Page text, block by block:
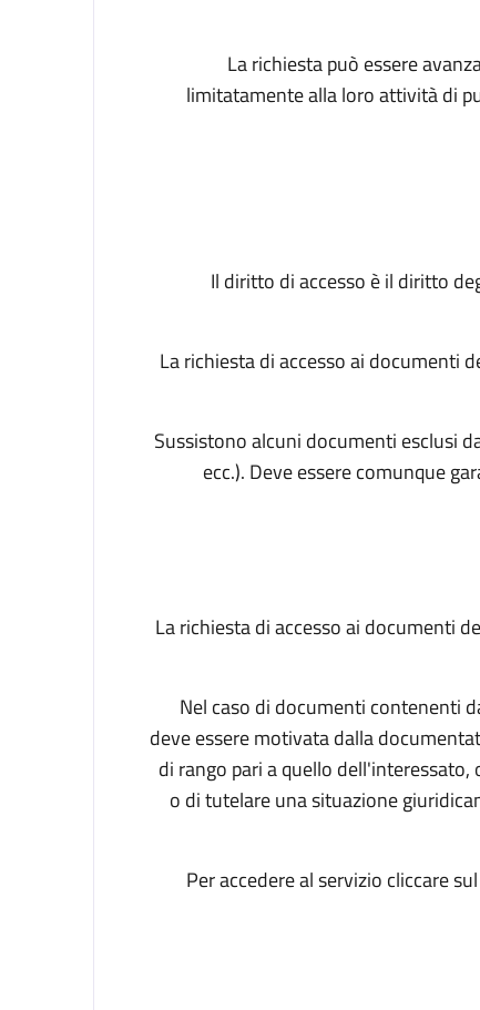
La richiesta può essere
limitatamente alla loro attività di
Il diritto di accesso è il diritto
La richiesta di accesso ai documenti
Sussistono alcuni documenti esclusi
ecc.). Deve essere comunque
La richiesta di accesso ai documenti
Nel caso di documenti contenenti
deve essere motivata dalla
di rango pari a quello
o di tutelare una situazione
Per accedere al servizio cliccare